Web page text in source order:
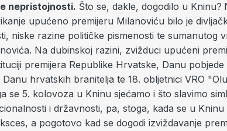
nepristojnosti. Što se, dakle, dogodilo u Kninu?
upućeno premijeru Milanoviću bilo je
niske razine političke pismenosti te sumanutog
Na dubinskoj razini, zvižduci upućeni
premijera Republike Hrvatske, Danu pobjede
hrvatskih branitelja te 18. obljetnici VRO
se 5. kolovoza u Kninu sjećamo i što slavimo
i državnosti, pa, stoga, kada se u
a pogotovo kad se dogodi izviždavanje